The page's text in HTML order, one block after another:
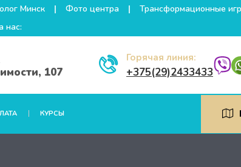
Минск Фото центра
Трансформационные
нас:
107
Горячая линия:
+375(29)2433433
КУРСЫ